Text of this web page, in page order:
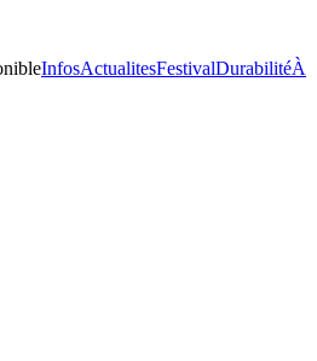
InfosActualitesFestivalDurabilitéÀ